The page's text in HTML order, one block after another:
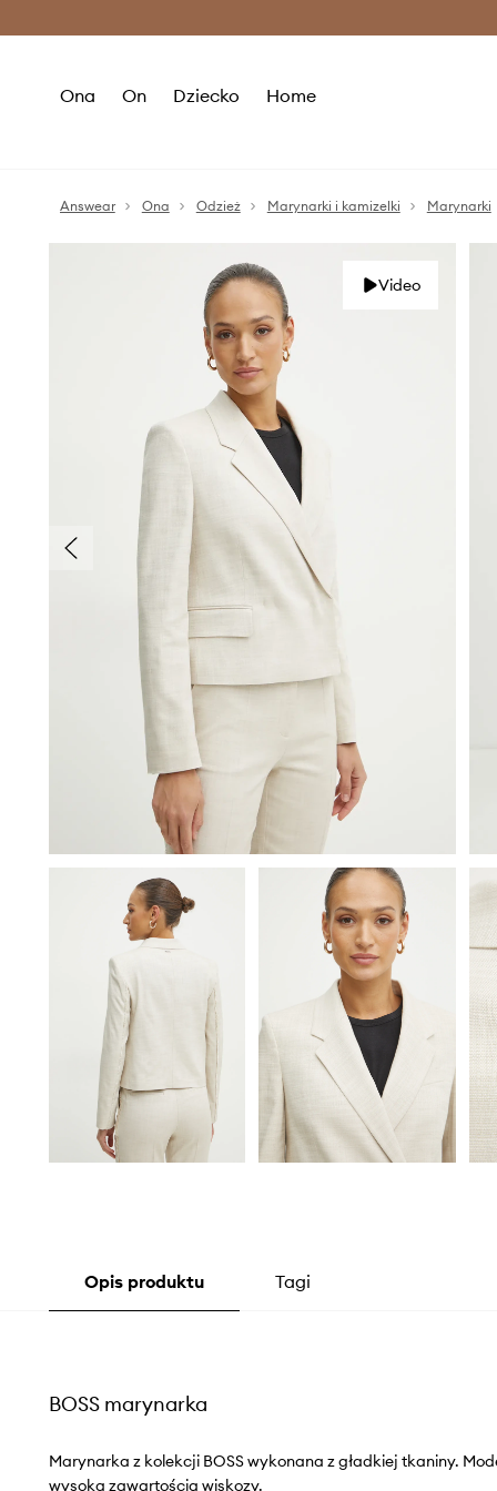
Ona On Dziecko Home
Answear Ona Odzież Marynarki i kamizelki Marynarki
Video
Opis produktu Tagi
BOSS marynarka
Marynarka z kolekcji BOSS wykonana z gładkiej tkaniny.
wysoką zawartością wiskozy.